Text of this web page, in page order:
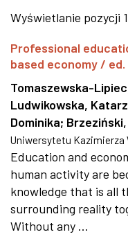
Wyświetlanie pozycji
Professional
based economy /
Tomaszewska-
Ludwikowska,
Dominika;
Uniwersytetu Kazimierza
Education and
human activity are
knowledge that is all
surrounding reality
Without any ...